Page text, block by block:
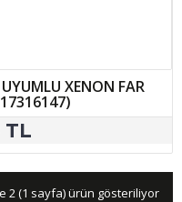
XENON FAR
TL
2 (1 sayfa) ürün gösteriliyor